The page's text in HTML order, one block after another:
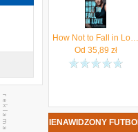
How Not to Fall in Love
Od 35,89 zł
- ZNIENAWIDZONY